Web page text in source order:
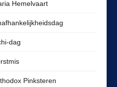
Hemelvaart
dag
Pinksteren